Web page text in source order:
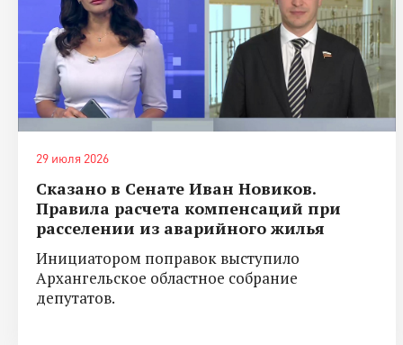
29 июля 2026
Сказано в Сенате Иван Новиков.
Правила расчета компенсаций при
расселении из аварийного жилья
Инициатором поправок выступило
Архангельское областное собрание
депутатов.